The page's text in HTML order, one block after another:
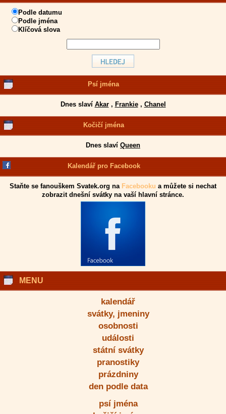
Podle datumu
Podle jména
Klíčová slova
Psí jména
Dnes slaví Akar, Frankie, Chanel
Kočičí jména
Dnes slaví Queen
Kalendář pro Facebook
Staňte se fanouškem Svatek.org na Facebooku a můžete si nechat
zobrazit dnešní svátky na vaší hlavní stránce.
MENU
kalendář
svátky, jmeniny
osobnosti
události
státní svátky
pranostiky
prázdniny
den podle data
psí jména